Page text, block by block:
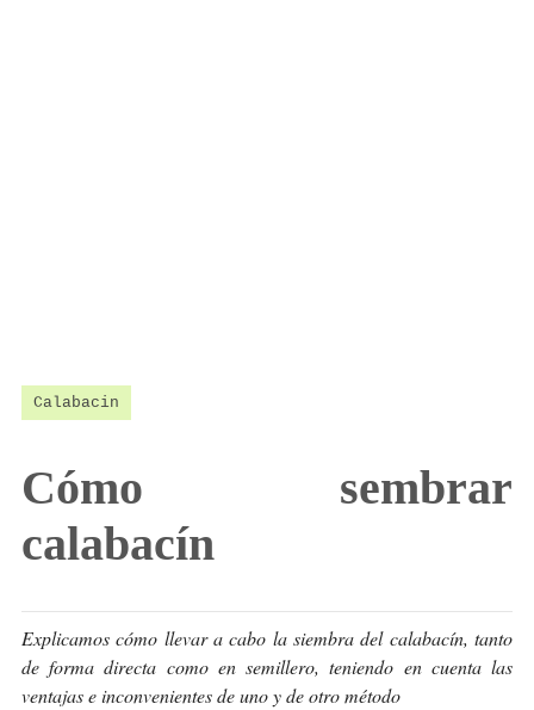
Calabacin
Cómo sembrar
calabacín
Explicamos cómo llevar a cabo la siembra del calabacín, tanto
de forma directa como en semillero, teniendo en cuenta las
ventajas e inconvenientes de uno y de otro método